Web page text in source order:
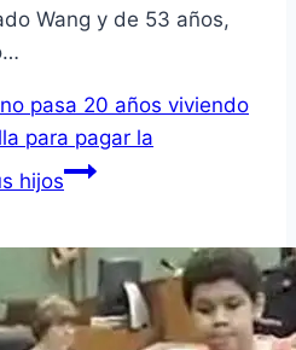
Wang y de 53 años,
pasa 20 años viviendo
para pagar la
hijos